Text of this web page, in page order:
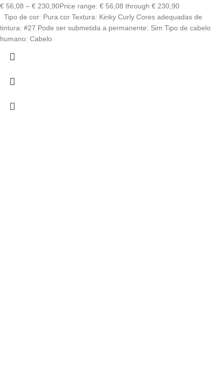
€ 56,08 – € 230,90Price range: € 56,08 through € 230,90
Tipo de cor: Pura cor Textura: Kinky Curly Cores adequadas de
tintura: #27 Pode ser submetida a permanente: Sim Tipo de cabelo
humano: Cabelo